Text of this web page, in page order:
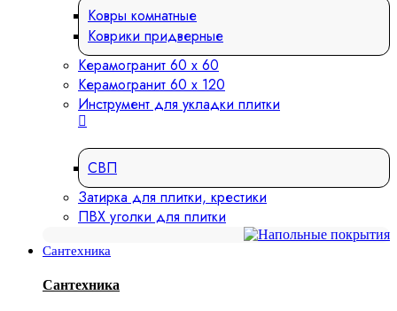
Ковры комнатные
Коврики придверные
Керамогранит 60 х 60
Керамогранит 60 х 120
Инструмент для укладки плитки
СВП
Затирка для плитки, крестики
ПВХ уголки для плитки
Сантехника
Сантехника